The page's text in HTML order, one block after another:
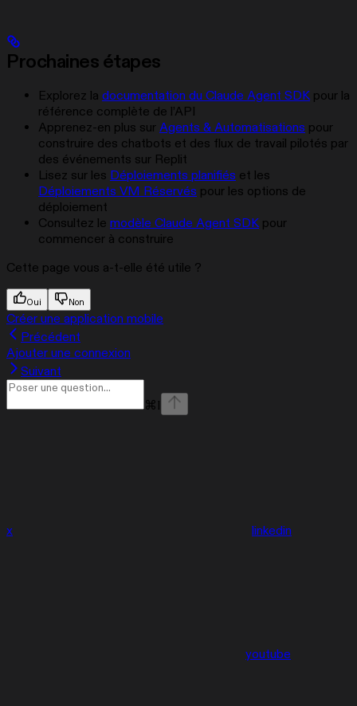
Prochaines étapes
Explorez la documentation du Claude Agent SDK pour la
référence complète de l’API
Apprenez-en plus sur Agents & Automatisations pour
construire des chatbots et des flux de travail pilotés par
des événements sur Replit
Lisez sur les Déploiements planifiés et les
Déploiements VM Réservés pour les options de
déploiement
Consultez le modèle Claude Agent SDK pour
commencer à construire
Cette page vous a-t-elle été utile ?
Oui Non
Créer une application mobile
Précédent
Ajouter une connexion
Suivant
⌘ I
x linkedin
youtube